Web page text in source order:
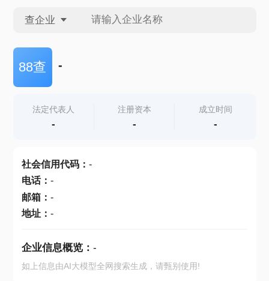
查企业
查企业
查产地
88查 -
法定代表人
-
注册资本
-
成立时间
-
社会信用代码： -
电话： -
邮箱： -
地址： -
企业信息概览： -
如上信息由AI大模型全网搜索生成，请甄别使用!